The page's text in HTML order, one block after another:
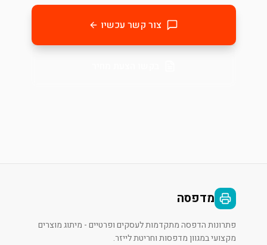
צור קשר עכשיו
מדפסה
פתרונות הדפסה מתקדמות לעסקים ופרטיים - מיתוג מוצרים
מקצועי במגוון מדפסות וחריטת לייזר.